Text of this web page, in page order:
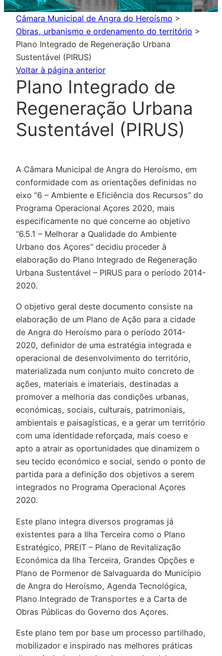
Câmara Municipal de Angra do Heroísmo >
Obras, urbanismo e ordenamento do território >
Plano Integrado de Regeneração Urbana
Sustentável (PIRUS)
Voltar à página anterior
Plano Integrado de
Regeneração Urbana
Sustentável (PIRUS)
A Câmara Municipal de Angra do Heroísmo, em
conformidade com as orientações definidas no
eixo “6 – Ambiente e Eficiência dos Recursos” do
Programa Operacional Açores 2020, mais
especificamente no que concerne ao objetivo
“6.5.1 – Melhorar a Qualidade do Ambiente
Urbano dos Açores” decidiu proceder à
elaboração do Plano Integrado de Regeneração
Urbana Sustentável – PIRUS para o período 2014-
2020.
O objetivo geral deste documento consiste na
elaboração de um Plano de Ação para a cidade
de Angra do Heroísmo para o período 2014-
2020, definidor de uma estratégia integrada e
operacional de desenvolvimento do território,
materializada num conjunto muito concreto de
ações, materiais e imateriais, destinadas a
promover a melhoria das condições urbanas,
económicas, sociais, culturais, patrimoniais,
ambientais e paisagísticas, e a gerar um território
com uma identidade reforçada, mais coeso e
apto a atrair as oportunidades que dinamizem o
seu tecido económico e social, sendo o ponto de
partida para a definição dos objetivos a serem
integrados no Programa Operacional Açores
2020.
Este plano integra diversos programas já
existentes para a Ilha Terceira como o Plano
Estratégico, PREIT – Plano de Revitalização
Económica da Ilha Terceira, Grandes Opções e
Plano de Pormenor de Salvaguarda do Município
de Angra do Heroísmo, Agenda Tecnológica,
Plano Integrado de Transportes e a Carta de
Obras Públicas do Governo dos Açores.
Este plano tem por base um processo partilhado,
mobilizador e inspirado nas melhores práticas